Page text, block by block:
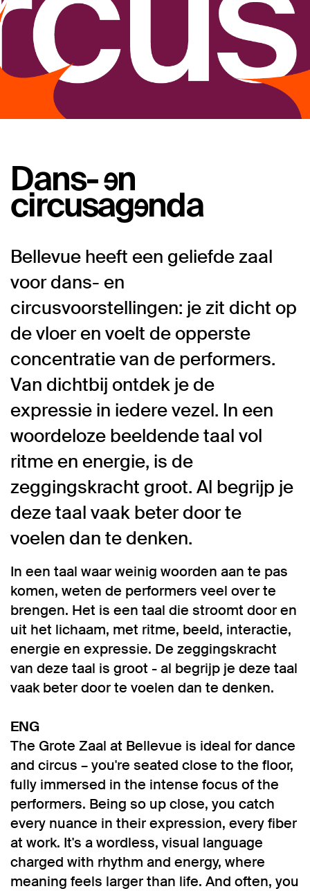
Dans- en
circusagenda
Bellevue heeft een geliefde zaal
voor dans- en
circusvoorstellingen: je zit dicht op
de vloer en voelt de opperste
concentratie van de performers.
Van dichtbij ontdek je de
expressie in iedere vezel. In een
woordeloze beeldende taal vol
ritme en energie, is de
zeggingskracht groot. Al begrijp je
deze taal vaak beter door te
voelen dan te denken.
In een taal waar weinig woorden aan te pas
komen, weten de performers veel over te
brengen. Het is een taal die stroomt door en
uit het lichaam, met ritme, beeld, interactie,
energie en expressie. De zeggingskracht
van deze taal is groot - al begrijp je deze taal
vaak beter door te voelen dan te denken.
ENG
The Grote Zaal at Bellevue is ideal for dance
and circus – you're seated close to the floor,
fully immersed in the intense focus of the
performers. Being so up close, you catch
every nuance in their expression, every fiber
at work. It's a wordless, visual language
charged with rhythm and energy, where
meaning feels larger than life. And often, you